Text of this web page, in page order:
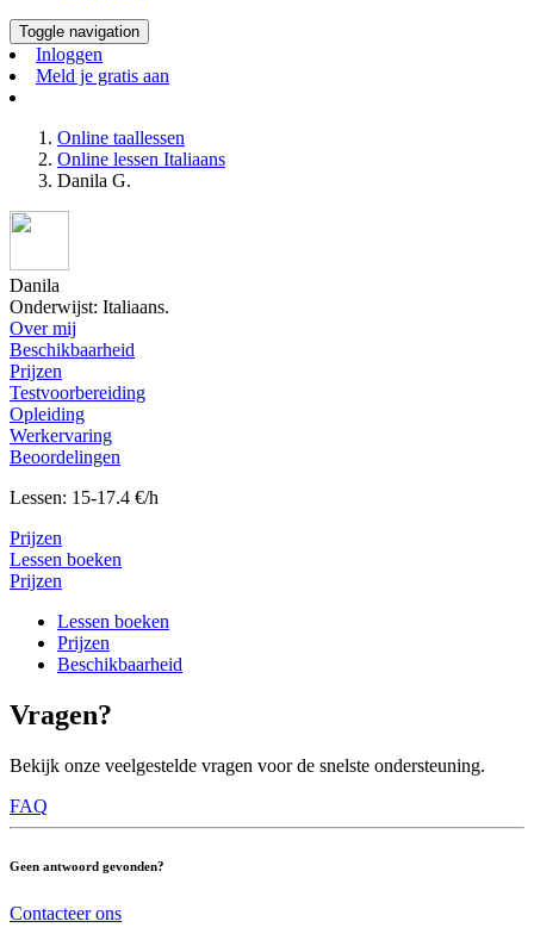
Toggle navigation
Inloggen
Meld je gratis aan
Online taallessen
Online lessen Italiaans
Danila G.
Danila
Onderwijst: Italiaans.
Over mij
Beschikbaarheid
Prijzen
Testvoorbereiding
Opleiding
Werkervaring
Beoordelingen
Lessen: 15-17.4 €/h
Prijzen
Lessen boeken
Prijzen
Lessen boeken
Prijzen
Beschikbaarheid
Vragen?
Bekijk onze veelgestelde vragen voor de snelste ondersteuning.
FAQ
Geen antwoord gevonden?
Contacteer ons